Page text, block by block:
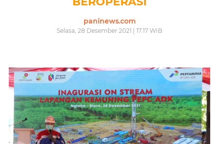
paninews.com
Selasa, 28 Desember 2021 | 17.17 WIB